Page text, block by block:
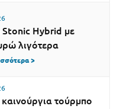
Stonic Hybrid με
λιγότερα
>
καινούργια τούρμπο